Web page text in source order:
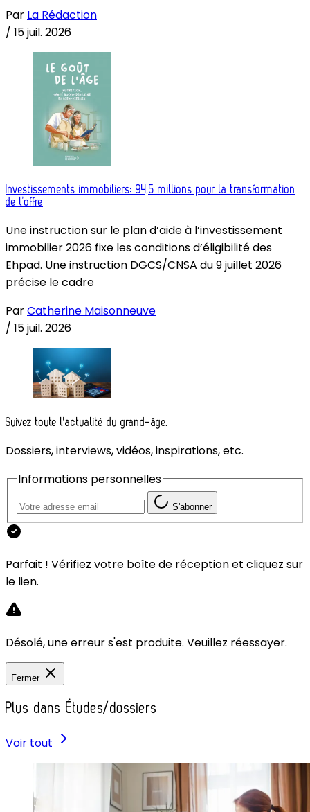
Par La Rédaction
/ 15 juil. 2026
Investissements immobiliers: 94,5 millions pour la transformation
de l’offre
Une instruction sur le plan d’aide à l’investissement
immobilier 2026 fixe les conditions d’éligibilité des
Ehpad. Une instruction DGCS/CNSA du 9 juillet 2026
précise le cadre
ParCatherine Maisonneuve
/ 15 juil. 2026
Suivez toute l'actualité du grand-âge.
Dossiers, interviews, vidéos, inspirations, etc.
Informations personnelles
S'abonner
Parfait ! Vérifiez votre boîte de réception et cliquez sur
le lien.
Désolé, une erreur s'est produite. Veuillez réessayer.
Fermer
Plus dans Études/dossiers
Voir tout